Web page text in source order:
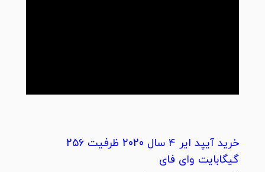
خرید آیپد ایر 4 سال 2020 ظرفیت 256
گیگابایت وای فای